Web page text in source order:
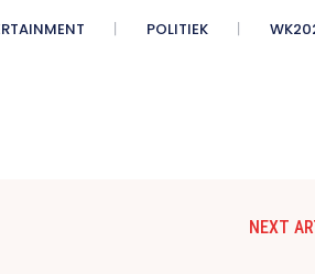
POLITIEK
NEXT